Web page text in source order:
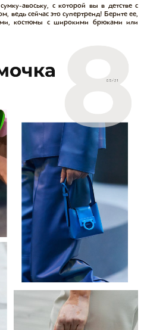
авоську, с которой вы в детстве с
ведь сейчас это супертренд! Берите ее,
костюмы с широкими брюками или